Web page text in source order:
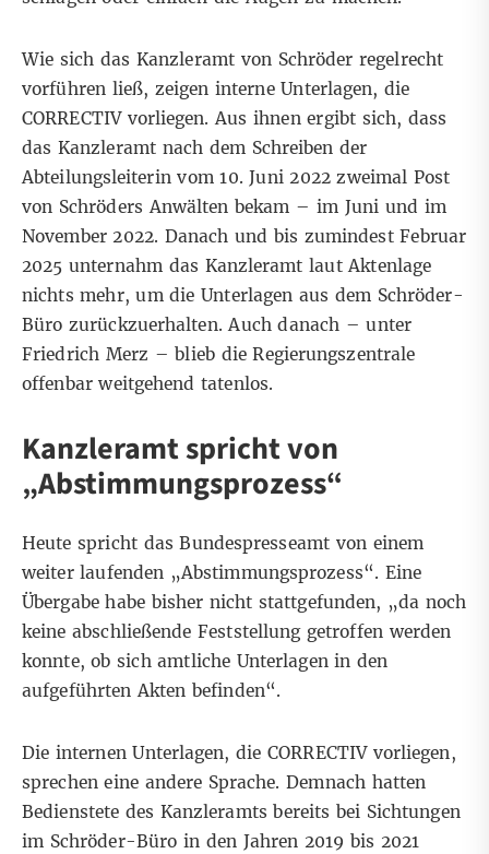
Wie sich das Kanzleramt von Schröder regelrecht
vorführen ließ, zeigen interne Unterlagen, die
CORRECTIV vorliegen. Aus ihnen ergibt sich, dass
das Kanzleramt nach dem Schreiben der
Abteilungsleiterin vom 10. Juni 2022 zweimal Post
von Schröders Anwälten bekam – im Juni und im
November 2022. Danach und bis zumindest Februar
2025 unternahm das Kanzleramt laut Aktenlage
nichts mehr, um die Unterlagen aus dem Schröder-
Büro zurückzuerhalten. Auch danach – unter
Friedrich Merz – blieb die Regierungszentrale
offenbar weitgehend tatenlos.
Kanzleramt spricht von
„Abstimmungsprozess“
Heute spricht das Bundespresseamt von einem
weiter laufenden „Abstimmungsprozess“. Eine
Übergabe habe bisher nicht stattgefunden, „da noch
keine abschließende Feststellung getroffen werden
konnte, ob sich amtliche Unterlagen in den
aufgeführten Akten befinden“.
Die internen Unterlagen, die CORRECTIV vorliegen,
sprechen eine andere Sprache. Demnach hatten
Bedienstete des Kanzleramts bereits bei Sichtungen
im Schröder-Büro in den Jahren 2019 bis 2021